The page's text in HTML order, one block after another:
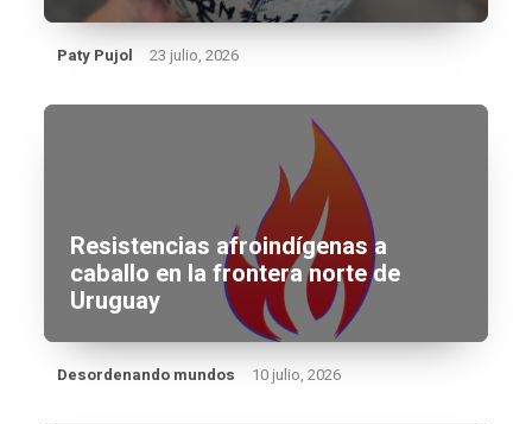
Paty Pujol 23 julio, 2026
Resistencias afroindígenas a
caballo en la frontera norte de
Uruguay
Desordenando mundos 10 julio, 2026